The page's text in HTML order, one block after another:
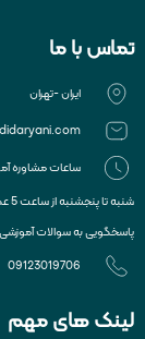
تماس با ما
ایران -تهران
ساعات مشاوره
شنبه تا پنجشنبه از ساعت 5 عصر تا 8 شب
پاسخگویی به سوالات
09123019706
لینک های مهم